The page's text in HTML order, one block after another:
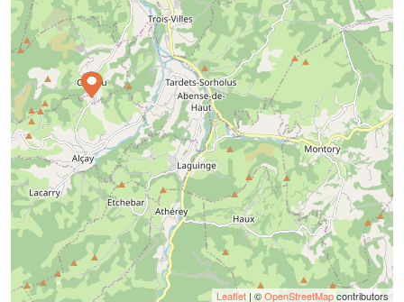
Leaflet | ©OpenStreetMapcontributors